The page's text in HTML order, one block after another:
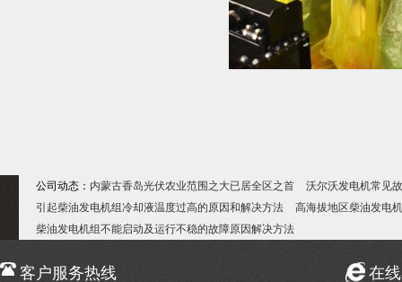
公司动态： 内蒙古香岛光伏农业范围之大已居全区之首
沃尔沃发电机常见
引起柴油发电机组冷却液温度过高的原因和解决方法
高海拔地区柴油发电
柴油发电机组不能启动及运行不稳的故障原因解决方法
客户服务热线 在